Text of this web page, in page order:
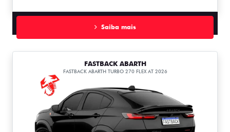
Saiba mais
FASTBACK ABARTH
FASTBACK ABARTH TURBO 270 FLEX AT 2026